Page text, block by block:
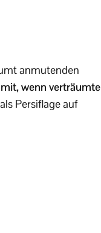
anmutenden
wenn verträumte
Persiflage auf